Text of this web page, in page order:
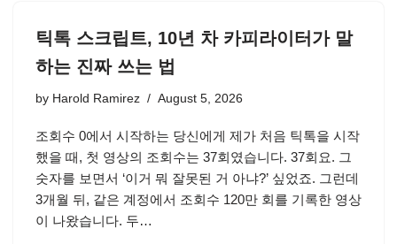
틱톡 스크립트, 10년 차 카피라이터가 말
하는 진짜 쓰는 법
by Harold Ramirez August 5, 2026
조회수 0에서 시작하는 당신에게 제가 처음 틱톡을 시작
했을 때, 첫 영상의 조회수는 37회였습니다. 37회요. 그
숫자를 보면서 ‘이거 뭐 잘못된 거 아냐?’ 싶었죠. 그런데
3개월 뒤, 같은 계정에서 조회수 120만 회를 기록한 영상
이 나왔습니다. 두…